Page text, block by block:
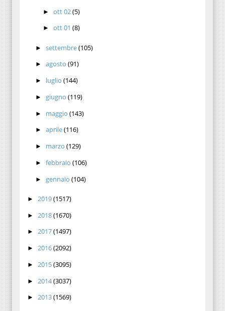
►ott 02(5)
►ott 01(8)
► settembre(105)
► agosto (91)
► luglio (144)
► giugno (119)
► maggio (143)
► aprile(116)
► marzo (129)
► febbraio (106)
► gennaio (104)
► 2019(1517)
► 2018(1670)
► 2017(1497)
► 2016(2092)
► 2015(3095)
► 2014(3037)
► 2013(1569)